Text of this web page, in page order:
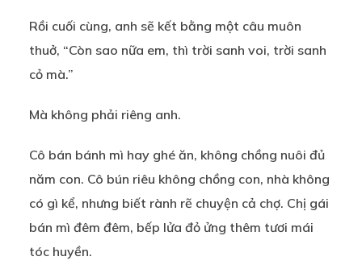
Rồi cuối cùng, anh sẽ kết bằng một câu muôn
thuở, “Còn sao nữa em, thì trời sanh voi, trời sanh
cỏ mà.”
Mà không phải riêng anh.
Cô bán bánh mì hay ghé ăn, không chồng nuôi đủ
năm con. Cô bún riêu không chồng con, nhà không
có gì kể, nhưng biết rành rẽ chuyện cả chợ. Chị gái
bán mì đêm đêm, bếp lửa đỏ ửng thêm tươi mái
tóc huyền.